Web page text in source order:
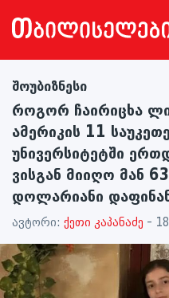
შოუბიზნესი
როგორ ჩაირიცხა
ამერიკის 11
უნივერსიტეტში
ვისგან მიიღო მან
დოლარიანი
ავტორი: ქეთი კაპანაძე -